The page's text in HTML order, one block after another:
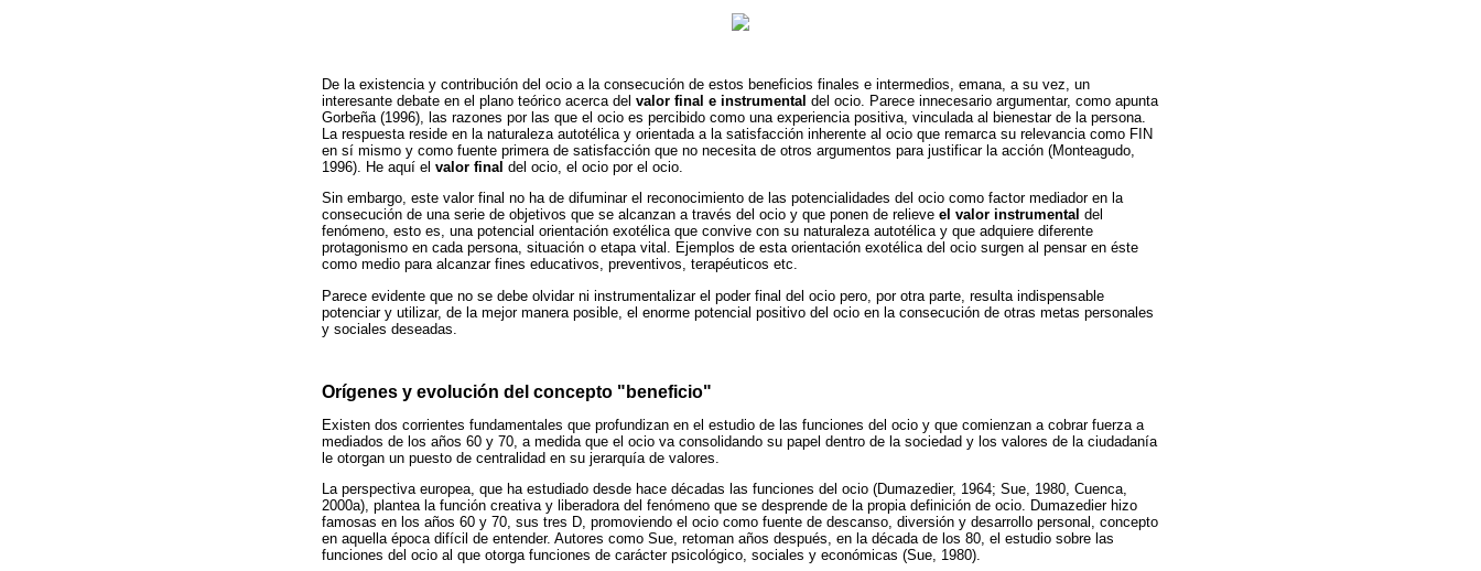
De la existencia y contribución del ocio a la consecución de estos beneficios finales e intermedios, emana, a su vez, un
interesante debate en el plano teórico acerca del valor final e instrumental del ocio. Parece innecesario argumentar, como apunta
Gorbeña (1996), las razones por las que el ocio es percibido como una experiencia positiva, vinculada al bienestar de la persona.
La respuesta reside en la naturaleza autotélica y orientada a la satisfacción inherente al ocio que remarca su relevancia como FIN
en sí mismo y como fuente primera de satisfacción que no necesita de otros argumentos para justificar la acción (Monteagudo,
1996). He aquí el valor final del ocio, el ocio por el ocio.
Sin embargo, este valor final no ha de difuminar el reconocimiento de las potencialidades del ocio como factor mediador en la
consecución de una serie de objetivos que se alcanzan a través del ocio y que ponen de relieve el valor instrumental del
fenómeno, esto es, una potencial orientación exotélica que convive con su naturaleza autotélica y que adquiere diferente
protagonismo en cada persona, situación o etapa vital. Ejemplos de esta orientación exotélica del ocio surgen al pensar en éste
como medio para alcanzar fines educativos, preventivos, terapéuticos etc.
Parece evidente que no se debe olvidar ni instrumentalizar el poder final del ocio pero, por otra parte, resulta indispensable
potenciar y utilizar, de la mejor manera posible, el enorme potencial positivo del ocio en la consecución de otras metas personales
y sociales deseadas.
Orígenes y evolución del concepto "beneficio"
Existen dos corrientes fundamentales que profundizan en el estudio de las funciones del ocio y que comienzan a cobrar fuerza a
mediados de los años 60 y 70, a medida que el ocio va consolidando su papel dentro de la sociedad y los valores de la ciudadanía
le otorgan un puesto de centralidad en su jerarquía de valores.
La perspectiva europea, que ha estudiado desde hace décadas las funciones del ocio (Dumazedier, 1964; Sue, 1980, Cuenca,
2000a), plantea la función creativa y liberadora del fenómeno que se desprende de la propia definición de ocio. Dumazedier hizo
famosas en los años 60 y 70, sus tres D, promoviendo el ocio como fuente de descanso, diversión y desarrollo personal, concepto
en aquella época difícil de entender. Autores como Sue, retoman años después, en la década de los 80, el estudio sobre las
funciones del ocio al que otorga funciones de carácter psicológico, sociales y económicas (Sue, 1980).